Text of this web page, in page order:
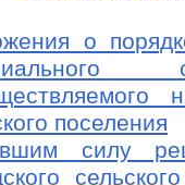
о
поселения
силу